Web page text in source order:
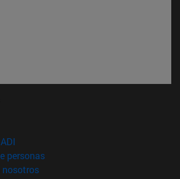
en nueva ventana)
personas(abre en nueva ventana)
nosotros(abre en nueva ventana)